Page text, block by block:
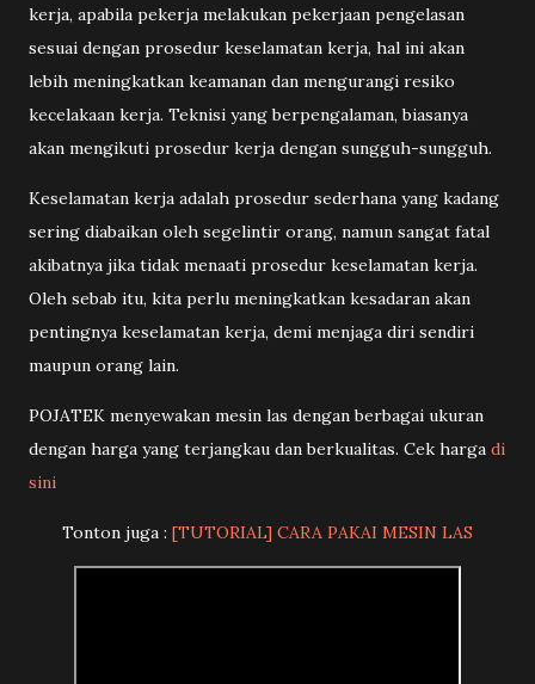
kerja, apabila pekerja melakukan pekerjaan pengelasan
sesuai dengan prosedur keselamatan kerja, hal ini akan
lebih meningkatkan keamanan dan mengurangi resiko
kecelakaan kerja. Teknisi yang berpengalaman, biasanya
akan mengikuti prosedur kerja dengan sungguh-sungguh.
Keselamatan kerja adalah prosedur sederhana yang kadang
sering diabaikan oleh segelintir orang, namun sangat fatal
akibatnya jika tidak menaati prosedur keselamatan kerja.
Oleh sebab itu, kita perlu meningkatkan kesadaran akan
pentingnya keselamatan kerja, demi menjaga diri sendiri
maupun orang lain.
POJATEK menyewakan mesin las dengan berbagai ukuran
dengan harga yang terjangkau dan berkualitas. Cek harga di
sini
Tonton juga : [TUTORIAL] CARA PAKAI MESIN LAS